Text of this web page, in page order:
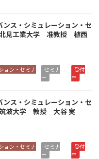
ンス・シミュレーション・セ
北見工業大学 准教授 植西
ョン・セミナ
セミナ
ー
受付
中
ンス・シミュレーション・セ
筑波大学 教授 大谷 実
ョン・セミナ
セミナ
ー
受付
中